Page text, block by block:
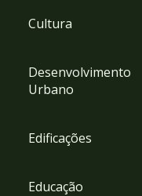
Cultura
Desenvolvimento
Urbano
Edificações
Educação